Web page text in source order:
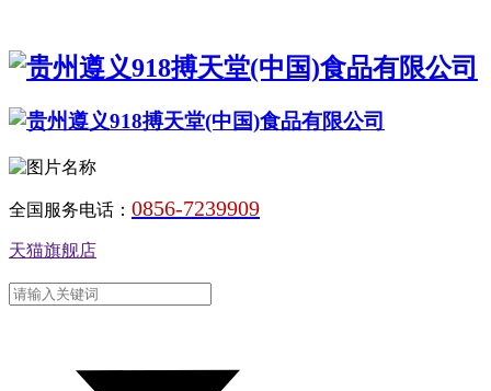
全国服务电话： 0856-7239909
天猫旗舰店